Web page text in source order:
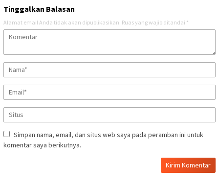
Tinggalkan Balasan
Alamat email Anda tidak akan dipublikasikan. Ruas yang wajib ditandai *
Simpan nama, email, dan situs web saya pada peramban ini untuk
komentar saya berikutnya.